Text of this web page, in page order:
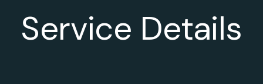
Service Details